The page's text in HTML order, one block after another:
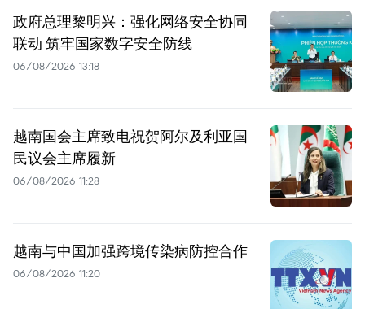
政府总理黎明兴：强化网络安全协同
联动 筑牢国家数字安全防线
06/08/2026 13:18
越南国会主席致电祝贺阿尔及利亚国
民议会主席履新
06/08/2026 11:28
越南与中国加强跨境传染病防控合作
06/08/2026 11:20